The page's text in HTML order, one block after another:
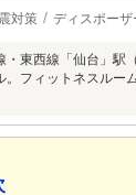
対策 ディスポーザ
・東西線「仙台」駅
。フィットネスルー